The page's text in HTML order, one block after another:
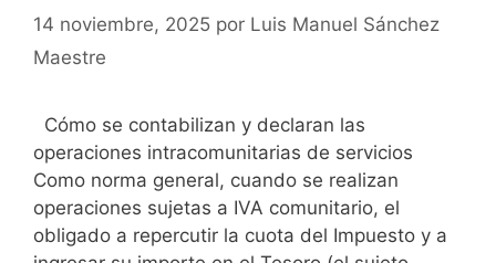
14 noviembre, 2025 por Luis Manuel Sánchez
Maestre
Cómo se contabilizan y declaran las
operaciones intracomunitarias de servicios
Como norma general, cuando se realizan
operaciones sujetas a IVA comunitario, el
obligado a repercutir la cuota del Impuesto y a